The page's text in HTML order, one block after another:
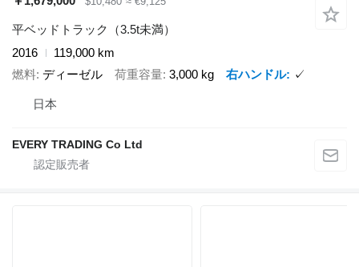
平ベッドトラック（3.5t未満）
2016
119,000 km
燃料 ディーゼル 荷重容量 3,000 kg 右ハンドル ✓
日本
EVERY TRADING Co Ltd